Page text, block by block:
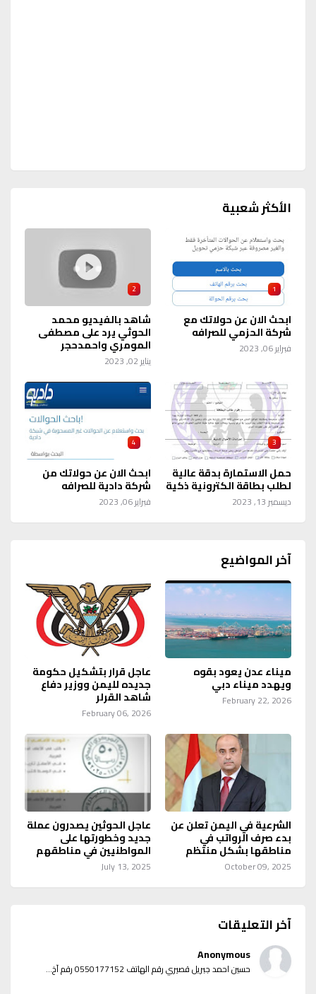
الأكثر شعبية
1
ابحث الان عن حولاتك مع
شركة الحزمي للصرافه
فبراير 06, 2023
2
شاهد بالفيديو محمد
الحوثي يرد على مصطفى
المومري واحمدحجر
يناير 02, 2023
3
حمل الاستمارة بدقة عالية
لطلب بطاقة الكترونية ذكية
ديسمبر 13, 2023
4
ابحث الان عن حولاتك من
شركة دادية للصرافه
فبراير 06, 2023
آخر المواضيع
ميناء عدن يعود بقوه
ويهدد ميناء دبي
February 22, 2026
عاجل قرار بتشكيل حكومة
جديده لليمن ووزير دفاع
شاهد القرلر
February 06, 2026
الشرعية في اليمن تعلن عن
بدء صرف الرواتب في
مناطقها بشكل منتظم
October 09, 2025
عاجل الحوثين يصدرون عملة
جديد وخطورتها على
المواطنيين في مناطقهم
July 13, 2025
آخر التعليقات
Anonymous
حسين احمد جبريل قصيري رقم الهاتف 0550177152 رقم آخ...